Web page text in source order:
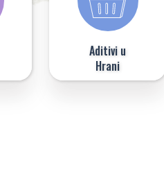
Aditivi u
Hrani